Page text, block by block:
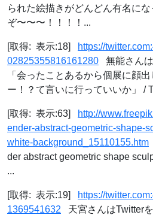
られた絵描きがどんどん有名に
ぞ〜〜〜！！！！...
[取得: 表示:18]
https://
02825355816161280 無能さん
「会ったことあるから個展に顔
ー！？て言いに行っていいか」 /
[取得: 表示:63]
http://
ender-abstract-geometric-shape-
white-background_15110155.htm
der abstract geometric shape
...
[取得: 表示:19]
https://
1369541632 天宮さんはTwitter